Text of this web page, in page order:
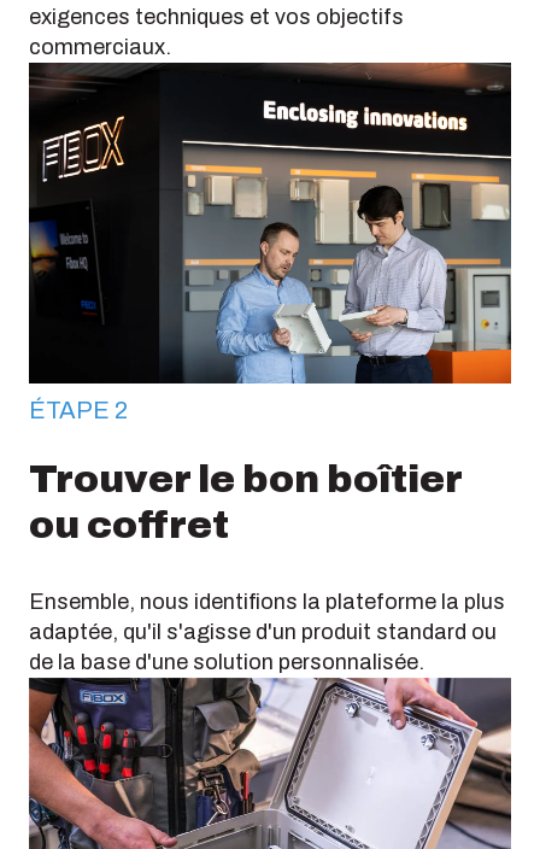
exigences techniques et vos objectifs
commerciaux.
ÉTAPE 2
Trouver le bon boîtier
ou coffret
Ensemble, nous identifions la plateforme la plus
adaptée, qu'il s'agisse d'un produit standard ou
de la base d'une solution personnalisée.